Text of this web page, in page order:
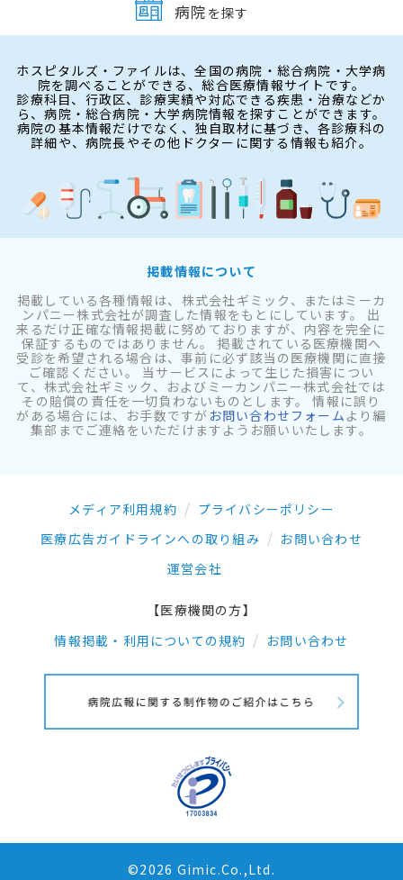
病院 を探す
ホスピタルズ・ファイルは、全国の病院・総合病院・大学病
院を調べることができる、総合医療情報サイトです。
診療科目、行政区、診療実績や対応できる疾患・治療などか
ら、病院・総合病院・大学病院情報を探すことができます。
病院の基本情報だけでなく、独自取材に基づき、各診療科の
詳細や、病院長やその他ドクターに関する情報も紹介。
掲載情報について
掲載している各種情報は、株式会社ギミック、またはミーカ
ンパニー株式会社が調査した情報をもとにしています。 出
来るだけ正確な情報掲載に努めておりますが、内容を完全に
保証するものではありません。 掲載されている医療機関へ
受診を希望される場合は、事前に必ず該当の医療機関に直接
ご確認ください。 当サービスによって生じた損害につい
て、株式会社ギミック、およびミーカンパニー株式会社では
その賠償の責任を一切負わないものとします。 情報に誤り
がある場合には、お手数ですが お問い合わせフォーム より編
集部までご連絡をいただけますようお願いいたします。
メディア利用規約
プライバシーポリシー
医療広告ガイドラインへの取り組み
お問い合わせ
運営会社
【医療機関の方】
情報掲載・利用についての規約
お問い合わせ
©2026 Gimic.Co.,Ltd.